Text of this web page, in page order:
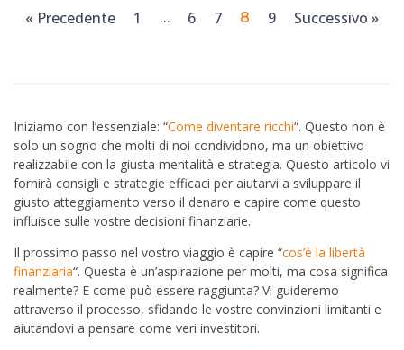
« Precedente 1 … 6 7 8 9 Successivo »
Iniziamo con l’essenziale: “Come diventare ricchi“. Questo non è
solo un sogno che molti di noi condividono, ma un obiettivo
realizzabile con la giusta mentalità e strategia. Questo articolo vi
fornirà consigli e strategie efficaci per aiutarvi a sviluppare il
giusto atteggiamento verso il denaro e capire come questo
influisce sulle vostre decisioni finanziarie.
Il prossimo passo nel vostro viaggio è capire “cos’è la libertà
finanziaria“. Questa è un’aspirazione per molti, ma cosa significa
realmente? E come può essere raggiunta? Vi guideremo
attraverso il processo, sfidando le vostre convinzioni limitanti e
aiutandovi a pensare come veri investitori.